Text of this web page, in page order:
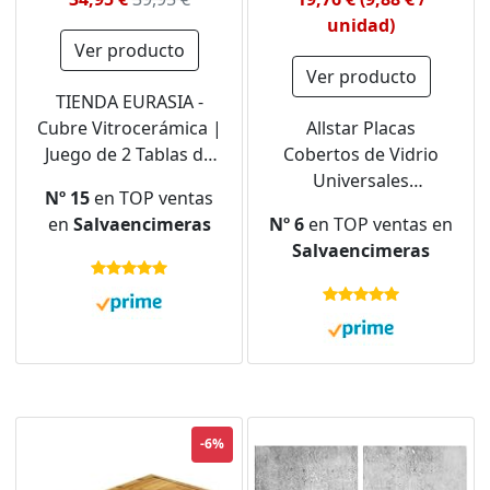
Ver producto
TIENDA EURASIA -
Cubre Vitrocerámica |
Juego de 2 Tablas de
Protector de
Vitrocerámica |
Medidas 56 x 54 x 4 cm
Bambú
Nº 15 en TOP ventas
en Salvaencimeras
unidad)
Ver producto
Allstar Placas
Cobertos de Vidrio
Universales
Vitrocerámica 2
Piezas, Protector Placa
Induccion Cocina,
Cocina, Utensilios de
Cocina, Resiste
Nº 6 en TOP ventas en
Salvaencimeras
-6%